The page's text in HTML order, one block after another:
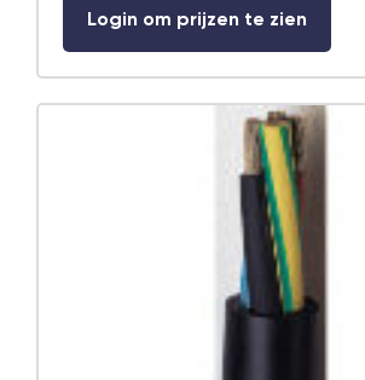
Login om prijzen te zien